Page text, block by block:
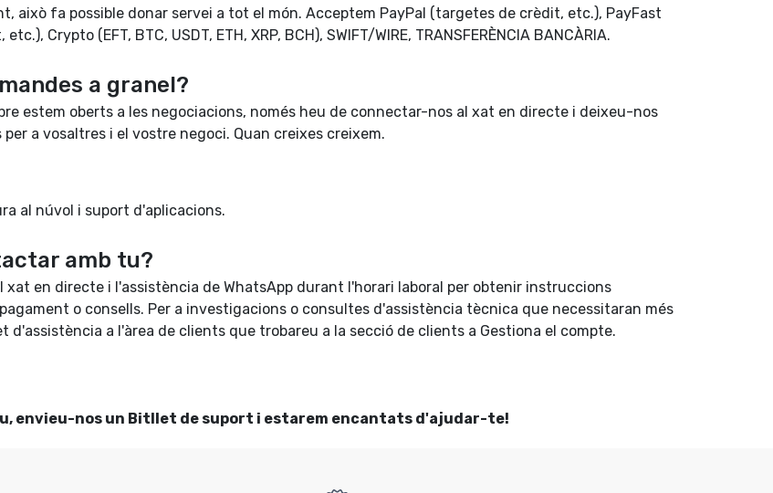
això fa possible donar servei a tot el món. Acceptem PayPal (targetes de crèdit, etc.), PayFast
Crypto (EFT, BTC, USDT, ETH, XRP, BCH), SWIFT/WIRE, TRANSFERÈNCIA BANCÀRIA.
a granel?
estem oberts a les negociacions, només heu de connectar-nos al xat en directe i deixeu-nos
a vosaltres i el vostre negoci. Quan creixes creixem.
al núvol i suport d'aplicacions.
amb tu?
en directe i l'assistència de WhatsApp durant l'horari laboral per obtenir instruccions
o consells. Per a investigacions o consultes d'assistència tècnica que necessitaran més
d'assistència a l'àrea de clients que trobareu a la secció de clients a Gestiona el compte.
envieu-nos un Bitllet de suport i estarem encantats d'ajudar-te!